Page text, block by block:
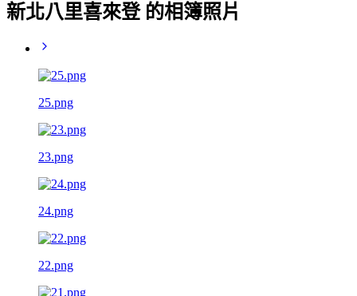
新北八里喜來登 的相簿照片
25.png
23.png
24.png
22.png